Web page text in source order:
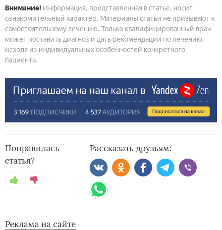
Внимание! Информация, представленная в статье, носит
ознакомительный характер. Материалы статьи не призывают к
самостоятельному лечению. Только квалифицированный врач
может поставить диагноз и дать рекомендации по лечению,
исходя из индивидуальных особенностей конкретного
пациента.
Понравилась
статья?
Рассказать друзьям:
Реклама на сайте